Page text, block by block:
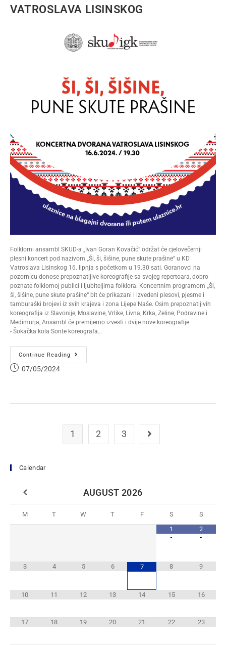
VATROSLAVA LISINSKOG
Folklorni ansambl SKUD-a „Ivan Goran Kovačić“ održat će cjelovečernji
plesni koncert pod nazivom „Ši, ši, šišine, pune skute prašine“ u KD
Vatroslava Lisinskog 16. lipnja s početkom u 19.30 sati. Goranovci na
pozornicu donose prepoznatljive koreografije sa svojeg repertoara, dobro
poznate folklornoj publici i ljubiteljima folklora. Koncertnim programom „Ši,
ši, šišine, pune skute prašine“ bit će prikazani i izvedeni plesovi, pjesme i
tamburaški brojevi iz svih krajeva i zona Lijepe Naše. Osim prepoznatljivih
koreografija iz Slavonije, Moslavine, Vrlike, Livna, Krka, Zeline, Podravine i
Međimurja, Ansambl će premijerno izvesti i dvije nove koreografije
- Šokačka kola Sonte koreografa…
Continue Reading
07/05/2024
1 2 3
Calendar
AUGUST 2026
M T W T F S
S
1
•
2
•
3 4 5 6 7 8 9
10 11 12 13 14 15 16
17 18 19 20 21 22 23